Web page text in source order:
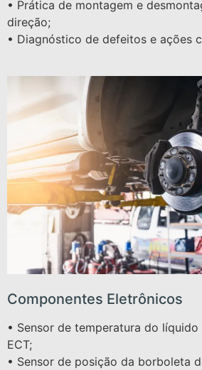
• Prática de montagem e
direção;
• Diagnóstico de defeitos e ações
Componentes Eletrônicos
• Sensor de temperatura do
ECT;
• Sensor de posição da borboleta